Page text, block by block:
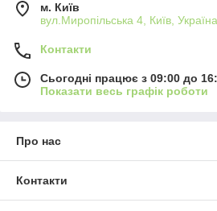
м. Київ
вул.Миропільська 4, Київ, Україна
Контакти
Сьогодні працює з 09:00 до
Показати весь графік роботи
Про нас
Контакти